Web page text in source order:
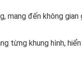
mang đến không
từng khung hình,